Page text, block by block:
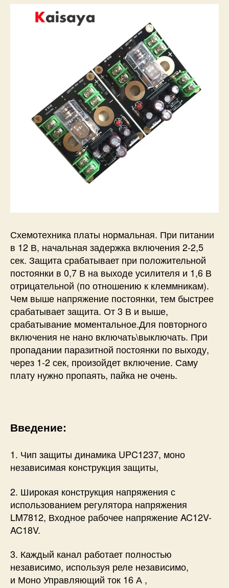
Схемотехника платы нормальная. При питании
в 12 В, начальная задержка включения 2-2,5
сек. Защита срабатывает при положительной
постоянки в 0,7 В на выходе усилителя и 1,6 В
отрицательной (по отношению к клеммникам).
Чем выше напряжение постоянки, тем быстрее
срабатывает защита. От 3 В и выше,
срабатывание моментальное.Для повторного
включения не нано включать\выключать. При
пропадании паразитной постоянки по выходу,
через 1-2 сек, произойдет включение. Саму
плату нужно пропаять, пайка не очень.
Введение:
1. Чип защиты динамика UPC1237, моно
независимая конструкция защиты,
2. Широкая конструкция напряжения с
использованием регулятора напряжения
LM7812, Входное рабочее напряжение AC12V-
AC18V.
3. Каждый канал работает полностью
независимо, используя реле независимо,
и Моно Управляющий ток 16 А ,